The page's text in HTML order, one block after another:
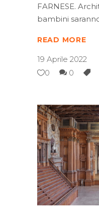
FARNESE.
bambini
READ MORE
19 Aprile 2022
0
0